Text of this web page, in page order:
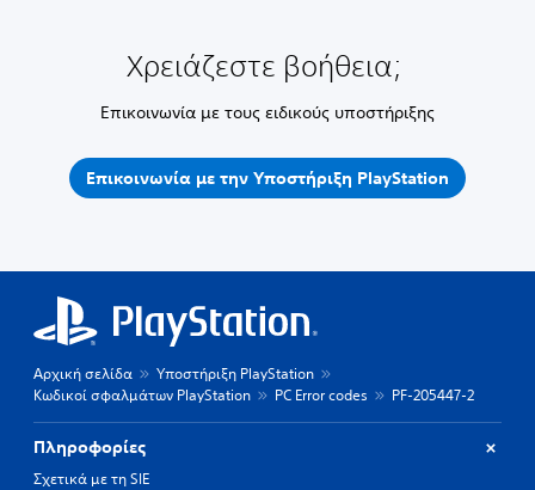
Χρειάζεστε βοήθεια;
Επικοινωνία με τους ειδικούς υποστήριξης
Επικοινωνία με την Υποστήριξη PlayStation
Αρχική σελίδα
Υποστήριξη PlayStation
Κωδικοί σφαλμάτων PlayStation
PC Error codes PF-205447-2
Πληροφορίες
Σχετικά με τη SIE